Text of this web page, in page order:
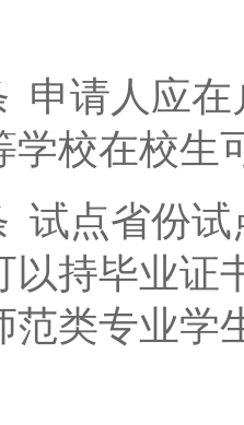
请人应在
学校在校生
点省份试
以持毕业证
范类专业学